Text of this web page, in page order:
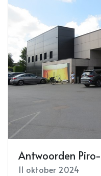
Torhout
16 oktober 2024
Antwoorden
11 oktober 2024